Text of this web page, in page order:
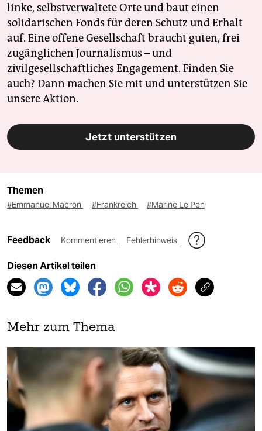
linke, selbstverwaltete Orte und baut einen
solidarischen Fonds für deren Schutz und Erhalt
auf. Eine offene Gesellschaft braucht guten, frei
zugänglichen Journalismus – und
zivilgesellschaftliches Engagement. Finden Sie
auch? Dann machen Sie mit und unterstützen Sie
unsere Aktion.
Jetzt unterstützen
Themen
#Emmanuel Macron #Frankreich #Marine Le Pen
Feedback Kommentieren Fehlerhinweis
Diesen Artikel teilen
Mehr zum Thema